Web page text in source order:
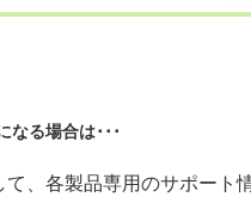
なる場合は･･･
、各製品専用のサポート